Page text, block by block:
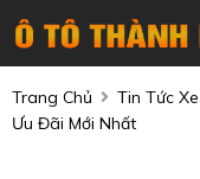
Trang Chủ Tin Tức Xe
Ưu Đãi Mới Nhất